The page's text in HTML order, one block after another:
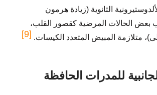
الثانوية (زيادة هرمون
بعض الحالات المرضية كقصور القلب،
متلازمة المبيض المتعدد الكيسات. [9]
للمدرات الحافظة